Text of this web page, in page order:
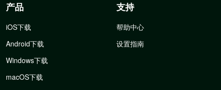
产品
iOS下载
Android下载
Windows下载
macOS下载
支持
帮助中心
设置指南